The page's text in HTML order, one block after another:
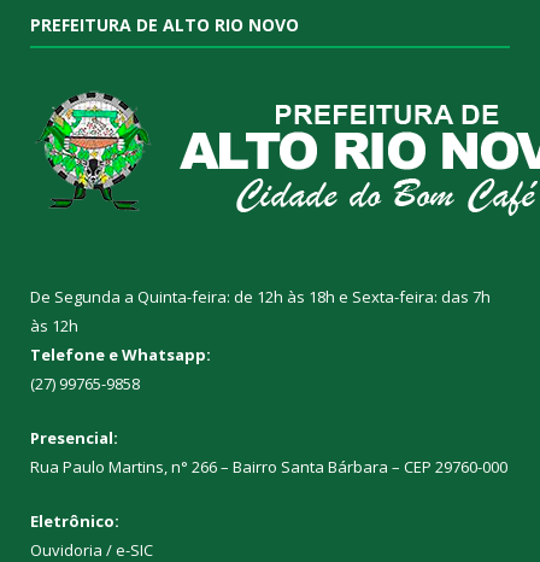
PREFEITURA DE ALTO RIO NOVO
De Segunda a Quinta-feira: de 12h às 18h e Sexta-feira: das 7h
às 12h
Telefone e Whatsapp:
(27) 99765-9858
Presencial:
Rua Paulo Martins, n° 266 – Bairro Santa Bárbara – CEP 29760-000
Eletrônico:
Ouvidoria /e-SIC